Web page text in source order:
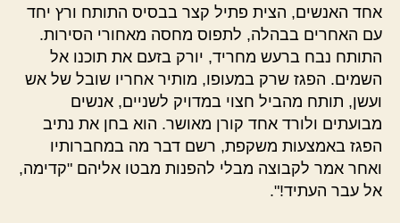
אחד האנשים, הצית פתיל קצר בבסיס התותח ורץ יחד
עם האחרים בבהלה, לתפוס מחסה מאחורי הסירות.
התותח נבח ברעש מחריד, יורק בזעם את תוכנו אל
השמים. הפגז שרק במעופו, מותיר אחריו שובל של אש
ועשן, תותח מהביל חצוי במדויק לשניים, אנשים
מבועתים ולורד אחד קורן מאושר. הוא בחן את נתיב
הפגז באמצעות משקפת, רשם דבר מה במחברותיו
ואחר אמר לקבוצה מבלי להפנות מבטו אליהם "קדימה,
אל עבר העתיד!".